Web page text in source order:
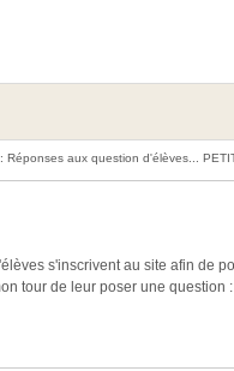
Réponses aux question d'élèves...
s'inscrivent au site afin de
tour de leur poser une